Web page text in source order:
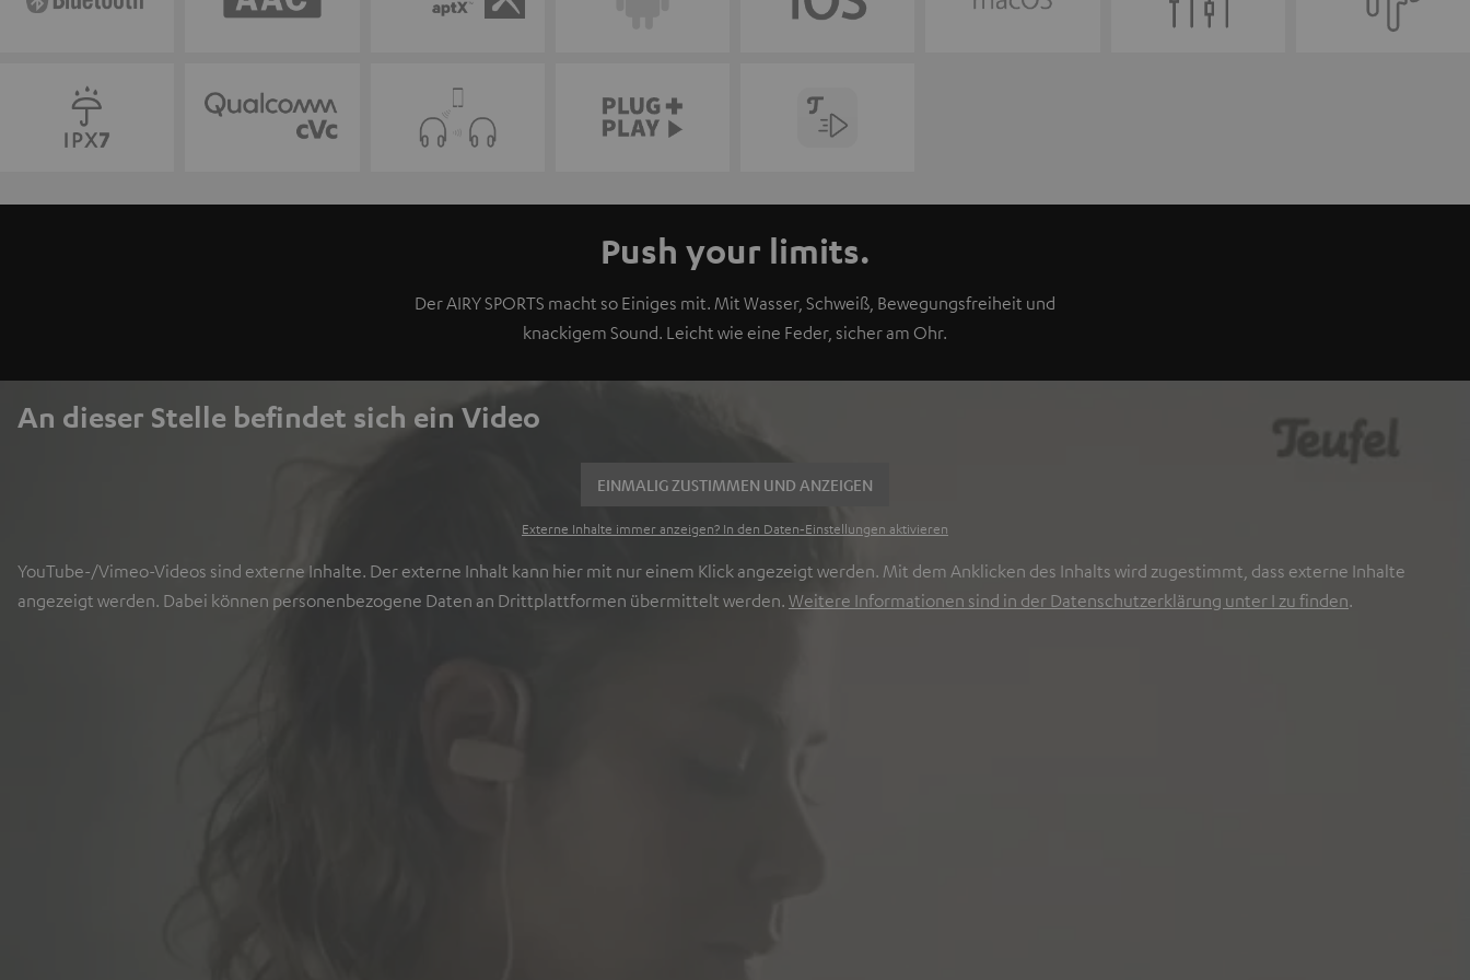
Push your limits.
Der AIRY SPORTS macht so Einiges mit. Mit Wasser, Schweiß, Bewegungsfreiheit und
knackigem Sound. Leicht wie eine Feder, sicher am Ohr.
An dieser Stelle befindet sich ein Video
EINMALIG ZUSTIMMEN UND ANZEIGEN
Externe Inhalte immer anzeigen? In den Daten‑Einstellungen aktivieren
YouTube-/Vimeo-Videos sind externe Inhalte. Der externe Inhalt kann hier mit nur einem Klick angezeigt werden. Mit dem Anklicken des Inhalts wird zugestimmt, dass externe Inhalte
angezeigt werden. Dabei können personenbezogene Daten an Drittplattformen übermittelt werden. Weitere Informationen sind in der Datenschutzerklärung unter I zu finden.